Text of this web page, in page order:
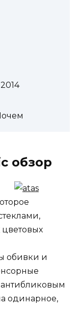
обзор
обивки и
одинарное,